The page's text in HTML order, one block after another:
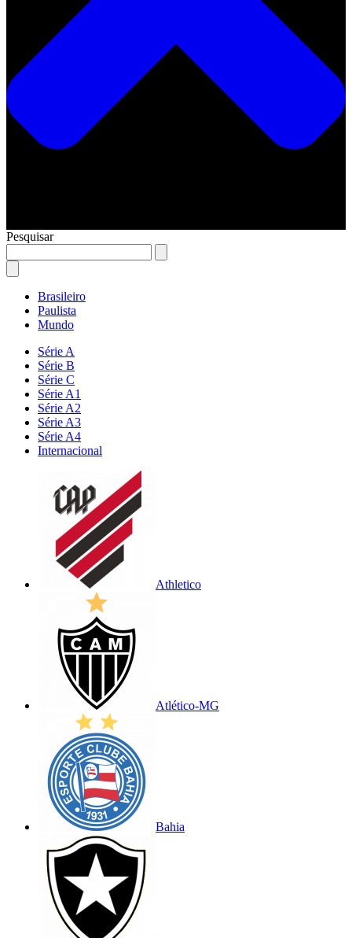
Pesquisar
Brasileiro
Paulista
Mundo
Série A
Série B
Série C
Série A1
Série A2
Série A3
Série A4
Internacional
Athletico
Atlético-MG
Bahia